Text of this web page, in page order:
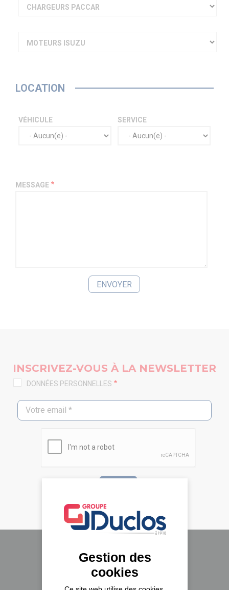
CHARGEURS PACCAR
MOTEURS ISUZU
LOCATION
VÉHICULE SERVICE
MESSAGE
INSCRIVEZ-VOUS À LA NEWSLETTER
DONNÉES PERSONNELLES
Le groupe Duclos
A propos
Gestion des
cookies